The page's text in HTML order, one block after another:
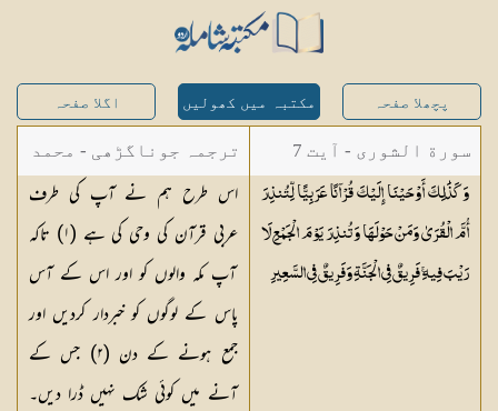
پچھلا صفحہ مکتبہ میں کھولیں اگلا صفحہ
سورة الشورى - آیت 7
وَكَذَٰلِكَ أَوْحَيْنَا إِلَيْكَ قُرْآنًا عَرَبِيًّا لِّتُنذِرَ
أُمَّ الْقُرَىٰ وَمَنْ حَوْلَهَا وَتُنذِرَ يَوْمَ الْجَمْعِ لَا
رَيْبَ فِيهِ ۚ فَرِيقٌ فِي الْجَنَّةِ وَفَرِيقٌ فِيالسَّعِيرِ
ترجمہ جوناگڑھی - محمد
جونا گڑھی
اس طرح ہم نے آپ کی طرف
عربی قرآن کی وحی کی ہے (١) تاکہ
آپ مکہ والوں کو اور اس کے آس
پاس کے لوگوں کو خبردار کردیں اور
جمع ہونے کے دن (٢) جس کے
آنے میں کوئی شک نہیں ڈرا دیں۔